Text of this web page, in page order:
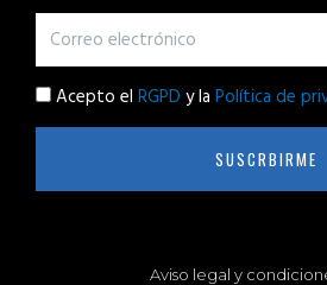
Acepto el RGPD y la Política de
SUSCRBIRME
Aviso legal y